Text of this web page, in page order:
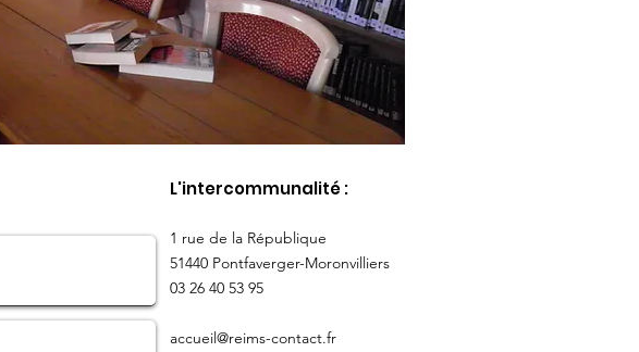
L'intercommunalité :
​1 rue de la République
51440 Pontfaverger-Moronvilliers
03 26 40 53 95
accueil@reims-contact.fr